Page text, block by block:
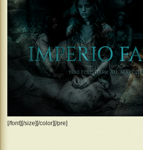
[/font][/size][/color][/pre]